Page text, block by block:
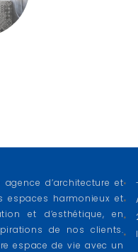
agence d’architecture et
espaces harmonieux et
et d’esthétique, en
de nos clients.
espace de vie avec un